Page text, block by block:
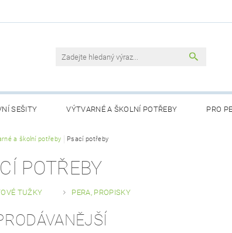
SEŠITY VÝTVARNÉ A ŠKOLNÍ POTŘEBY PRO
LOGOPEDICKÉ POMŮCKY
MAPY DO TŘÍDY
a školní potřeby Psací potřeby
POTŘEBY
TUŽKY PERA, PROPISKY